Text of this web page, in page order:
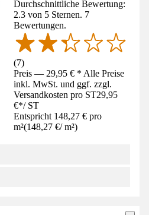
Durchschnittliche Bewertung:
2.3 von 5 Sternen. 7
Bewertungen.
(7)
Preis — 29,95 € * Alle Preise
inkl. MwSt. und ggf. zzgl.
Versandkosten pro ST29,95
€*/ ST
Entspricht 148,27 € pro
m²(148,27 €/ m²)